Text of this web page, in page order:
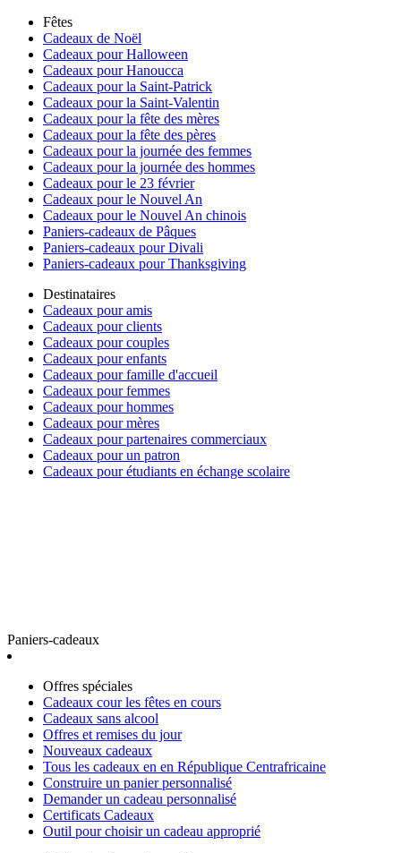
Fêtes
Cadeaux de Noël
Cadeaux pour Halloween
Cadeaux pour Hanoucca
Cadeaux pour la Saint-Patrick
Cadeaux pour la Saint-Valentin
Cadeaux pour la fête des mères
Cadeaux pour la fête des pères
Cadeaux pour la journée des femmes
Cadeaux pour la journée des hommes
Cadeaux pour le 23 février
Cadeaux pour le Nouvel An
Cadeaux pour le Nouvel An chinois
Paniers-cadeaux de Pâques
Paniers-cadeaux pour Divali
Paniers-cadeaux pour Thanksgiving
Destinataires
Cadeaux pour amis
Cadeaux pour clients
Cadeaux pour couples
Cadeaux pour enfants
Cadeaux pour famille d'accueil
Cadeaux pour femmes
Cadeaux pour hommes
Cadeaux pour mères
Cadeaux pour partenaires commerciaux
Cadeaux pour un patron
Cadeaux pour étudiants en échange scolaire
Paniers-cadeaux
Offres spéciales
Cadeaux cour les fêtes en cours
Cadeaux sans alcool
Offres et remises du jour
Nouveaux cadeaux
Tous les cadeaux en en République Centrafricaine
Construire un panier personnalisé
Demander un cadeau personnalisé
Certificats Cadeaux
Outil pour choisir un cadeau approprié